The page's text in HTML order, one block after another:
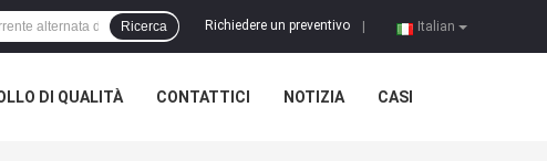
Italian
Richiedere un preventivo
Ricerca
DI QUALITÀ CONTATTICI NOTIZIA CASI